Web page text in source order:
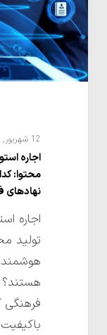
تولید
محتوا:
کدامیک
راهبردی
12 شهریور, 1404
اجاره
محتوا:
نهادهای
اجاره
تولید
هستند؟
فرهنگی